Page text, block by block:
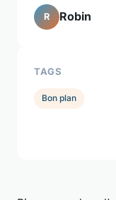
R Robin
TAGS
Bon plan